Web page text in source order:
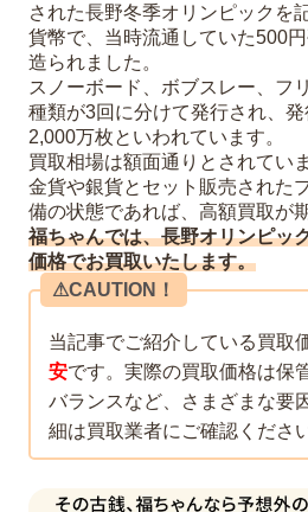
された長野冬季オリンピックを
貨幣で、当時流通していた500
造られました。
スノーボード、ボブスレー、フ
種類が3回に分けて発行され、
2,000万枚といわれています。
買取相場は額面通りとされてい
金貨や銀貨とセット販売された
備の状態であれば、高額買取が
福ちゃんでは、長野オリンピッ
価格でお買取いたします。
⚠︎CAUTION！
当記事でご紹介している買取
安です。実際の買取価格は保
バランスなど、さまざまな要
細は買取業者にご確認ください